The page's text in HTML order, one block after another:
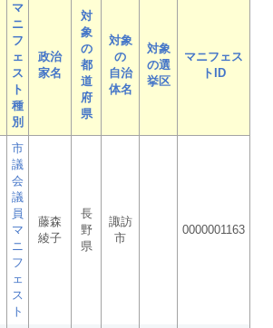
マ
ニ
フ
ェ
ス
ト
種
別
政治
家名
対
象
の
都
道
府
県
対象
の
自治
体名
対象
の選
挙区
マニフェス
トID
市
議
会
議
員
マ
ニ
フ
ェ
ス
ト
藤森
綾子
長
野
県
諏訪
市
0000001163